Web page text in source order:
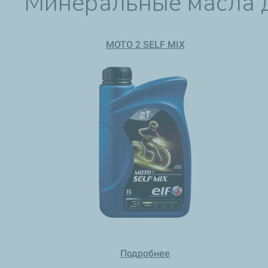
MOTO 2 SELF MIX​
Подробнее